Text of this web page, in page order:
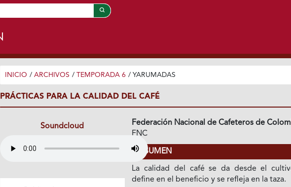
INICIO / ARCHIVOS / TEMPORADA 6 / YARUMADAS
PRÁCTICAS PARA LA CALIDAD DEL CAFÉ
Soundcloud
Federación Nacional de Cafeteros de
FNC
RESUMEN
La calidad del café se da desde el
define en el beneficio y se refleja en la taza.